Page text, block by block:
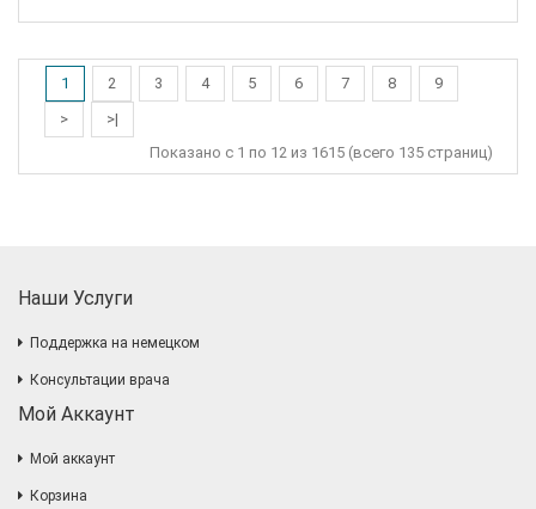
1 2 3 4 5 6 7 8
9
>
>|
Показано с 1 по 12 из 1615 (всего 135 страниц)
Наши Услуги
Поддержка на немецком
Консультации врача
Мой Аккаунт
Мой аккаунт
Корзина